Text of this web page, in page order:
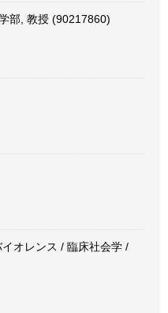
部, 教授 (90217860)
オレンス / 臨床社会学 /